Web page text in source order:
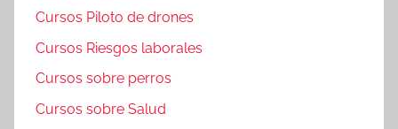
Cursos Piloto de drones
Cursos Riesgos laborales
Cursos sobre perros
Cursos sobre Salud